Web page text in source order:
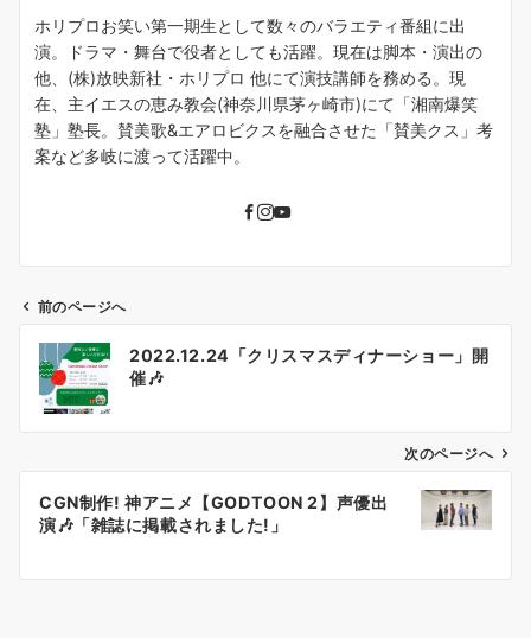
ホリプロお笑い第一期生として数々のバラエティ番組に出
演。ドラマ・舞台で役者としても活躍。現在は脚本・演出の
他、(株)放映新社・ホリプロ 他にて演技講師を務める。現
在、主イエスの恵み教会(神奈川県茅ヶ崎市)にて「湘南爆笑
塾」塾長。賛美歌&エアロビクスを融合させた「賛美クス」考
案など多岐に渡って活躍中。
ン
前のページへ
2022.12.24「クリスマスディナーショー」開
催🎶
次のページへ
CGN制作! 神アニメ【GODTOON 2】声優出
演🎶「雑誌に掲載されました!」